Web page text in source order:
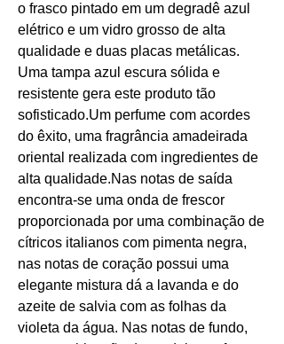
o frasco pintado em um degradê azul
elétrico e um vidro grosso de alta
qualidade e duas placas metálicas.
Uma tampa azul escura sólida e
resistente gera este produto tão
sofisticado.Um perfume com acordes
do êxito, uma fragrância amadeirada
oriental realizada com ingredientes de
alta qualidade.Nas notas de saída
encontra-se uma onda de frescor
proporcionada por uma combinação de
cítricos italianos com pimenta negra,
nas notas de coração possui uma
elegante mistura dá a lavanda e do
azeite de salvia com as folhas da
violeta da água. Nas notas de fundo,